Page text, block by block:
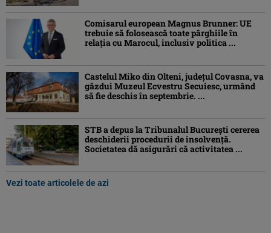
Comisarul european Magnus Brunner: UE
trebuie să folosească toate pârghiile în
relația cu Marocul, inclusiv politica ...
Castelul Miko din Olteni, județul Covasna, va
găzdui Muzeul Ecvestru Secuiesc, urmând
să fie deschis în septembrie. ...
STB a depus la Tribunalul București cererea
deschiderii procedurii de insolvență.
Societatea dă asigurări că activitatea ...
Vezi toate articolele de azi